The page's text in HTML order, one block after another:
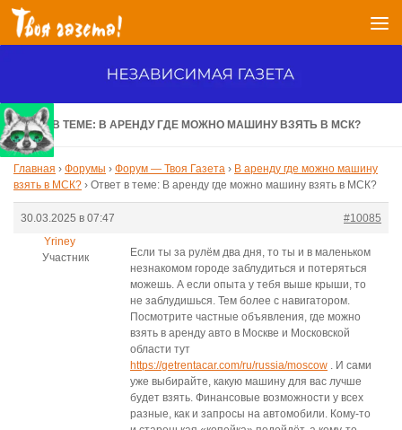
Перейти к содержимому
ОТВЕТ В ТЕМЕ: В АРЕНДУ ГДЕ МОЖНО МАШИНУ ВЗЯТЬ В МСК?
Главная › Форумы › Форум — Твоя Газета › В аренду где можно машину
взять в МСК? › Ответ в теме: В аренду где можно машину взять в МСК?
30.03.2025 в 07:47
#10085
Yriney
Участник
Если ты за рулём два дня, то ты и в маленьком
незнакомом городе заблудиться и потеряться
можешь. А если опыта у тебя выше крыши, то
не заблудишься. Тем более с навигатором.
Посмотрите частные объявления, где можно
взять в аренду авто в Москве и Московской
области тут
https://getrentacar.com/ru/russia/moscow . И сами
уже выбирайте, какую машину для вас лучше
будет взять. Финансовые возможности у всех
разные, как и запросы на автомобили. Кому-то